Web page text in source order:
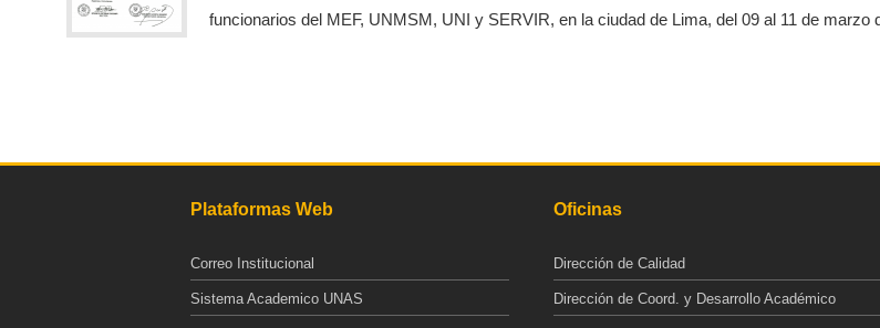
funcionarios del MEF, UNMSM, UNI y SERVIR, en la ciudad de Lima, del 09 al 11 de marzo
Plataformas Web
Correo Institucional
Sistema Academico UNAS
Oficinas
Dirección de Calidad
Dirección de Coord. y Desarrollo Académico